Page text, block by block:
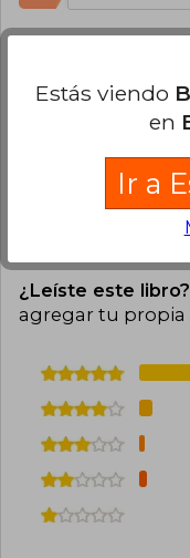
Martes
Compra
Están hermosos.
Esta opinión
¿Leíste este libro?
agregar tu propia
Estás viendo
en
Ir a